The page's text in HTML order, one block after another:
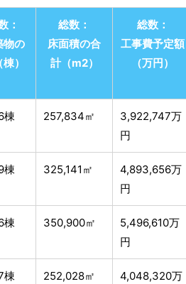
：
物の
）
総数：
床面積の合
計（m2）
総数：
工事費予定額
（万円）
棟 257,834㎡
3,922,747万
円
棟 325,141㎡
4,893,656万
円
棟 350,900㎡
5,496,610万
円
棟 252,028㎡
4,048,320万